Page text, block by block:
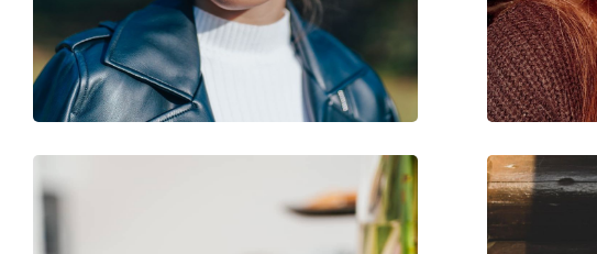
Sexe:
Pour femmes
Catégorie:
Lunettes de vue
Marque:
Burberry